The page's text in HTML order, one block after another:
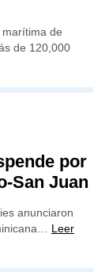
de
de 120,000
por
San Juan
anunciaron
Leer